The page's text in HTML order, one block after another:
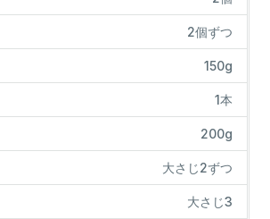
2個ずつ
150g
1本
200g
大さじ2ずつ
大さじ3